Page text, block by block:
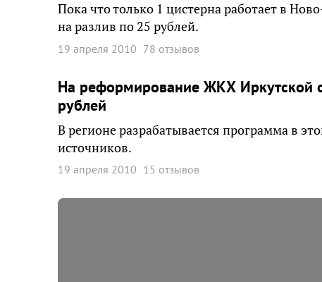
Пока что только 1 цистерна работает в
на разлив по 25 рублей.
19 апреля 2010 78 отзывов
На реформирование ЖКХ Иркутской
рублей
В регионе разрабатывается программа в
источников.
19 апреля 2010 15 отзывов